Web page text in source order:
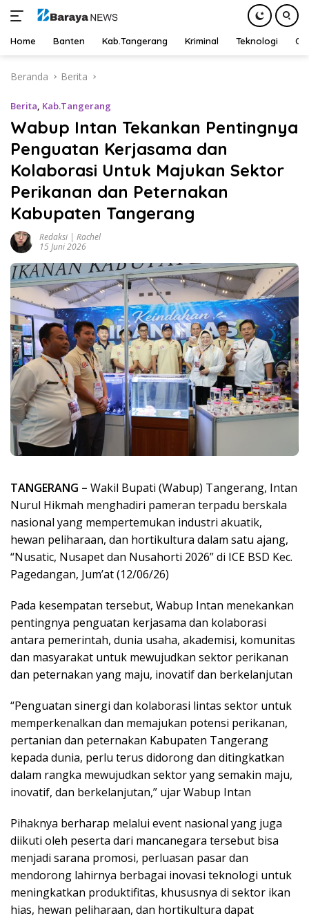
Home Banten Kab.Tangerang Kriminal Teknologi
Beranda Berita
Berita, Kab.Tangerang
Wabup Intan Tekankan Pentingnya
Penguatan Kerjasama dan
Kolaborasi Untuk Majukan Sektor
Perikanan dan Peternakan
Kabupaten Tangerang
Redaksi | Rachel
15 Juni 2026
TANGERANG – Wakil Bupati (Wabup) Tangerang, Intan
Nurul Hikmah menghadiri pameran terpadu berskala
nasional yang mempertemukan industri akuatik,
hewan peliharaan, dan hortikultura dalam satu ajang,
“Nusatic, Nusapet dan Nusahorti 2026” di ICE BSD Kec.
Pagedangan, Jum’at (12/06/26)
Pada kesempatan tersebut, Wabup Intan menekankan
pentingnya penguatan kerjasama dan kolaborasi
antara pemerintah, dunia usaha, akademisi, komunitas
dan masyarakat untuk mewujudkan sektor perikanan
dan peternakan yang maju, inovatif dan berkelanjutan
“Penguatan sinergi dan kolaborasi lintas sektor untuk
memperkenalkan dan memajukan potensi perikanan,
pertanian dan peternakan Kabupaten Tangerang
kepada dunia, perlu terus didorong dan ditingkatkan
dalam rangka mewujudkan sektor yang semakin maju,
inovatif, dan berkelanjutan,” ujar Wabup Intan
Pihaknya berharap melalui event nasional yang juga
diikuti oleh peserta dari mancanegara tersebut bisa
menjadi sarana promosi, perluasan pasar dan
mendorong lahirnya berbagai inovasi teknologi untuk
meningkatkan produktifitas, khususnya di sektor ikan
hias, hewan peliharaan, dan hortikultura dapat